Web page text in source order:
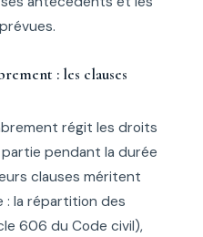
: les clauses
régit les droits
pendant la durée
clauses méritent
la répartition des
606 du Code civil),